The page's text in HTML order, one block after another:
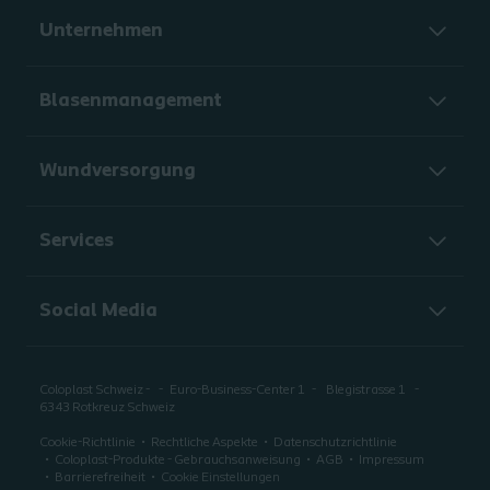
Unternehmen
Blasenmanagement
Wundversorgung
Services
Social Media
Coloplast Schweiz - Euro-Business-Center 1
Blegistrasse 1
6343 Rotkreuz Schweiz
Cookie-Richtlinie Rechtliche Aspekte
Datenschutzrichtlinie
Coloplast-Produkte - Gebrauchsanweisung
AGB
Impressum
Barrierefreiheit
Cookie Einstellungen